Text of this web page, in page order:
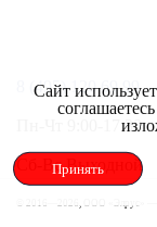
8 (495) 120 69 99
Пн-Чт 9:00-17:30
Сб-Вс Выходной
© 2016—2026, ООО «Элрус» —
Сайт
Принять